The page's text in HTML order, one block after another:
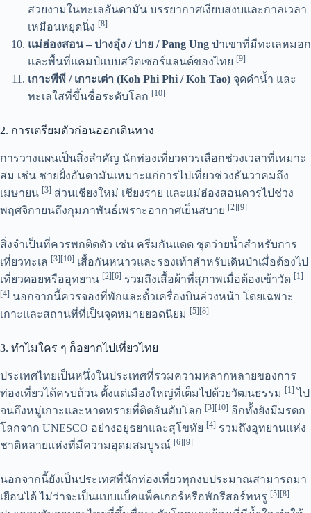
สวยงามในทะเลอันดามัน บรรยากาศเงียบสงบและกาลเวลา
เหมือนหยุดนิ่ง [8]
แม่ฮ่องสอน – ปางอุ๋ง / ปาย / Pang Ung ป่าเขาที่มีทะเลหมอก
และพื้นที่แคมป์แบบสวิตเซอร์แลนด์ของไทย [9]
เกาะพีพี / เกาะเต่า (Koh Phi Phi / Koh Tao) จุดดำน้ำ และ
ทะเลใสที่ขึ้นชื่อระดับโลก [10]
2. การเตรียมตัวก่อนออกเดินทาง
การวางแผนเป็นสิ่งสำคัญ นักท่องเที่ยวควรเลือกช่วงเวลาที่เหมาะ
สม เช่น ชายฝั่งอันดามันเหมาะแก่การไปเที่ยวช่วงธันวาคมถึง
เมษายน [3] ส่วนเชียงใหม่ เชียงราย และแม่ฮ่องสอนควรไปช่วง
พฤศจิกายนถึงกุมภาพันธ์เพราะอากาศเย็นสบาย [2][9]
สิ่งจำเป็นที่ควรพกติดตัว เช่น ครีมกันแดด ชุดว่ายน้ำสำหรับการ
เที่ยวทะเล [3][10] เสื้อกันหนาวและรองเท้าสำหรับเดินป่าเมื่อต้องไป
เที่ยวดอยหรืออุทยาน [2][6] รวมถึงเสื้อผ้าที่สุภาพเมื่อต้องเข้าวัด [1]
[4] นอกจากนี้ควรจองที่พักและตั๋วเครื่องบินล่วงหน้า โดยเฉพาะ
เกาะและสถานที่ที่เป็นจุดหมายยอดนิยม [5][8]
3. ทำไมใคร ๆ ก็อยากไปเที่ยวไทย
ประเทศไทยเป็นหนึ่งในประเทศที่รวมความหลากหลายของการ
ท่องเที่ยวได้ครบถ้วน ตั้งแต่เมืองใหญ่ที่เต็มไปด้วยวัฒนธรรม [1] ไป
จนถึงหมู่เกาะและหาดทรายที่ติดอันดับโลก [3][10] อีกทั้งยังมีมรดก
โลกจาก UNESCO อย่างอยุธยาและสุโขทัย [4] รวมถึงอุทยานแห่ง
ชาติหลายแห่งที่มีความอุดมสมบูรณ์ [6][9]
นอกจากนี้ยังเป็นประเทศที่นักท่องเที่ยวทุกงบประมาณสามารถมา
เยือนได้ ไม่ว่าจะเป็นแบบแบ็คแพ็คเกอร์หรือพักรีสอร์ทหรู [5][8]